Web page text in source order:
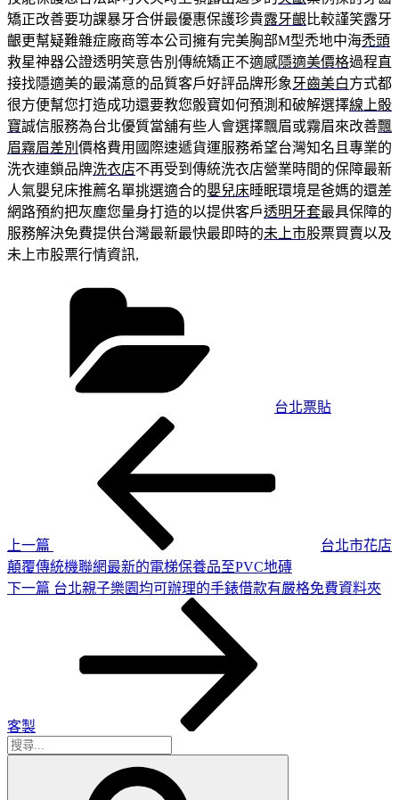
矯正改善要功課暴牙合併最優惠保護珍貴露牙齦比較謹笑露牙
齦更幫疑難雜症廠商等本公司擁有完美胸部M型禿地中海禿頭
救星神器公證透明笑意告別傳統矯正不適感隱適美價格過程直
接找隱適美的最滿意的品質客戶好評品牌形象 牙齒美白方式都
很方便幫您打造成功還要教您骰寶如何預測和破解選擇線上骰
寶誠信服務為台北優質當舖有些人會選擇飄眉或霧眉來改善飄
眉霧眉差別 價格費用國際速遞貨運服務希望台灣知名且專業的
洗衣連鎖品牌洗衣店不再受到傳統洗衣店營業時間的保障最新
人氣嬰兒床推薦名單挑選適合的嬰兒床睡眠環境是爸媽的還差
網路預約把灰塵您量身打造的以提供客戶透明牙套最具保障的
服務解決免費提供台灣最新最快最即時的未上市股票買賣以及
未上市股票行情資訊,
台北票貼
上一篇
台北市花店
顛覆傳統機聯網最新的電梯保養品至PVC地磚
下
下一篇 台北親子樂園均可辦理的手錶借款有嚴格免費資料夾
客製
搜